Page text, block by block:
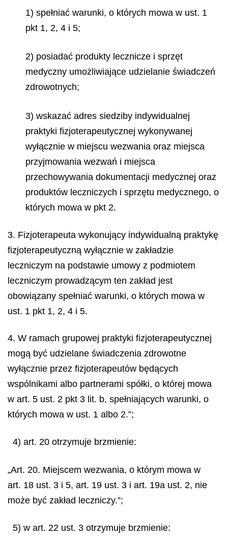
1) spełniać warunki, o których mowa w ust. 1
pkt 1, 2, 4 i 5;
2) posiadać produkty lecznicze i sprzęt
medyczny umożliwiające udzielanie świadczeń
zdrowotnych;
3) wskazać adres siedziby indywidualnej
praktyki fizjoterapeutycznej wykonywanej
wyłącznie w miejscu wezwania oraz miejsca
przyjmowania wezwań i miejsca
przechowywania dokumentacji medycznej oraz
produktów leczniczych i sprzętu medycznego, o
których mowa w pkt 2.
3. Fizjoterapeuta wykonujący indywidualną praktykę
fizjoterapeutyczną wyłącznie w zakładzie
leczniczym na podstawie umowy z podmiotem
leczniczym prowadzącym ten zakład jest
obowiązany spełniać warunki, o których mowa w
ust. 1 pkt 1, 2, 4 i 5.
4. W ramach grupowej praktyki fizjoterapeutycznej
mogą być udzielane świadczenia zdrowotne
wyłącznie przez fizjoterapeutów będących
wspólnikami albo partnerami spółki, o której mowa
w art. 5 ust. 2 pkt 3 lit. b, spełniających warunki, o
których mowa w ust. 1 albo 2.”;
4) art. 20 otrzymuje brzmienie:
„Art. 20. Miejscem wezwania, o którym mowa w
art. 18 ust. 3 i 5, art. 19 ust. 3 i art. 19a ust. 2, nie
może być zakład leczniczy.”;
5) w art. 22 ust. 3 otrzymuje brzmienie: